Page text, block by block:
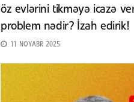
öz evlərini tikməyə icazə
problem nədir? İzah edirik!
11 NOYABR 2025